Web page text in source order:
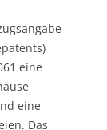
eine
eine
Das